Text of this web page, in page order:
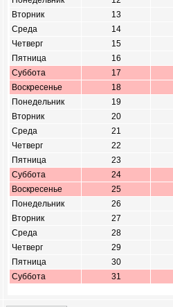
Вторник
13
Среда
14
Четверг
15
Пятница
16
Суббота
17
Воскресенье
18
Понедельник
19
Вторник
20
Среда
21
Четверг
22
Пятница
23
Суббота
24
Воскресенье
25
Понедельник
26
Вторник
27
Среда
28
Четверг
29
Пятница
30
Суббота
31